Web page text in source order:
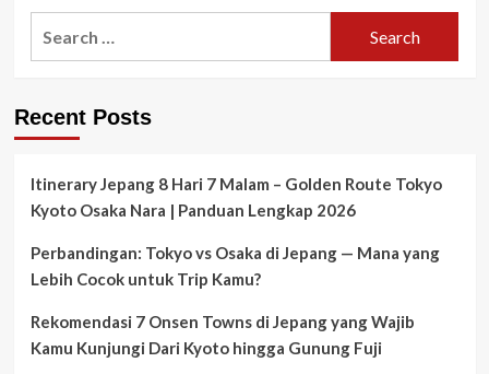
Paket
Wisata
Jeju
Suwon
Seoul”
2018
Recent Posts
Itinerary Jepang 8 Hari 7 Malam – Golden Route Tokyo
Kyoto Osaka Nara | Panduan Lengkap 2026
Perbandingan: Tokyo vs Osaka di Jepang — Mana yang
Lebih Cocok untuk Trip Kamu?
Rekomendasi 7 Onsen Towns di Jepang yang Wajib
Kamu Kunjungi Dari Kyoto hingga Gunung Fuji